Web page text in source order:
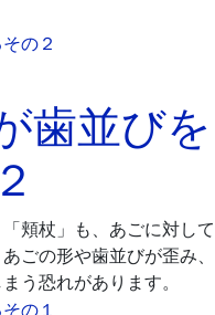
年
月
21
嶋
科
医
歯並びを
頬杖」も、あごに対して
ごの形や歯並びが歪み、
う恐れがあります。